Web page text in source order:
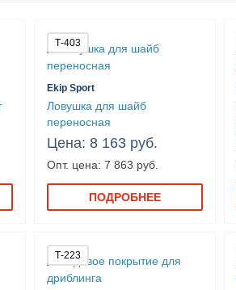
Т-403
Ekip Sport
Ловушка для шайб
переносная
Цена: 8 163 руб.
Опт. цена: 7 863 руб.
ПОДРОБНЕЕ
Т-223